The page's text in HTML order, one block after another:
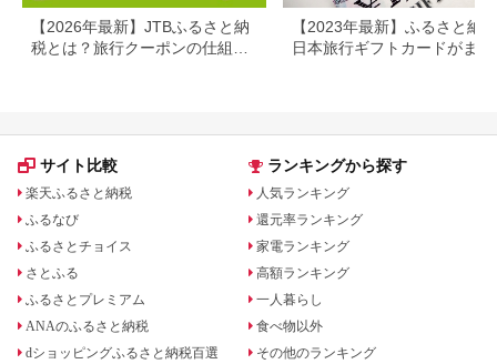
【2026年最新】JTBふるさと納
税とは？旅行クーポンの仕組
【2023年最新】ふるさと納
日本旅行ギフトカードがまだ
サイト比較
楽天ふるさと納税
ふるなび
ふるさとチョイス
さとふる
ふるさとプレミアム
ANAのふるさと納税
dショッピングふるさと納税百選
ランキングから探す
人気ランキング
還元率ランキング
家電ランキング
高額ランキング
一人暮らし
食べ物以外
その他のランキング